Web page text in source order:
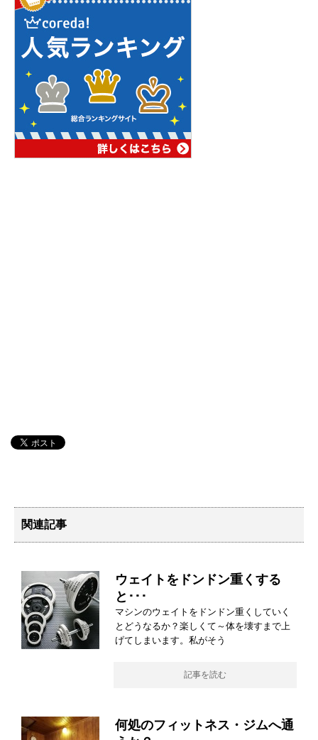
関連記事
ウェイトをドンドン重くする
と･･･
マシンのウェイトをドンドン重くしていく
とどうなるか？楽しくて～体を壊すまで上
げてしまいます。私がそう
記事を読む
何処のフィットネス・ジムへ通